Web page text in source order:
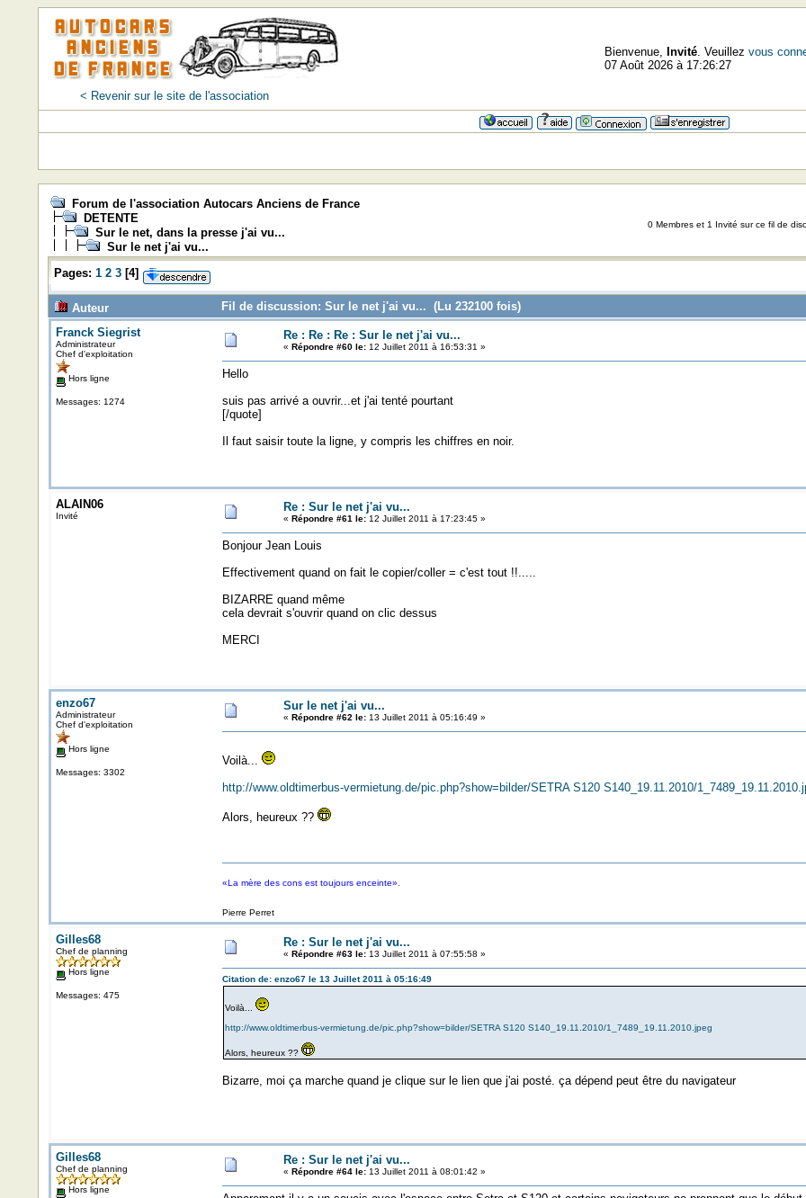
< Revenir sur le site de l'association
Bienvenue, Invité. Veuillez vous
07 Août 2026 à 17:26:27
Forum de l'association Autocars Anciens de France
DETENTE
Sur le net, dans la presse j'ai vu...
Sur le net j'ai vu...
0 Membres et 1 Invité sur ce fil de
Pages: 1 2 3[4]
Auteur
Fil de discussion: Sur le net j'ai vu... (Lu 232100 fois)
Franck Siegrist
Administrateur
Chef d'exploitation
Hors ligne
Messages: 1274
Re : Re : Re : Sur le net j'ai vu...
« Répondre #60 le:12 Juillet 2011 à 16:53:31 »
Hello
suis pas arrivé a ouvrir...et j'ai tenté pourtant
[/quote]
Il faut saisir toute la ligne, y compris les chiffres en noir.
ALAIN06
Invité
Re : Sur le net j'ai vu...
« Répondre #61 le:12 Juillet 2011 à 17:23:45 »
Bonjour Jean Louis
Effectivement quand on fait le copier/coller = c'est tout !!.....
BIZARRE quand même
cela devrait s'ouvrir quand on clic dessus
MERCI
enzo67
Administrateur
Chef d'exploitation
Hors ligne
Messages: 3302
Sur le net j'ai vu...
« Répondre #62 le:13 Juillet 2011 à 05:16:49 »
Voilà...
http://www.oldtimerbus-vermietung.de/pic.php?show=bilder/SETRA S120 S140_19.11.2010/
Alors, heureux ??
«La mère des cons est toujours enceinte».
Pierre Perret
Gilles68
Chef de planning
Hors ligne
Messages: 475
Re : Sur le net j'ai vu...
« Répondre #63 le:13 Juillet 2011 à 07:55:58 »
Citation de: enzo67 le 13 Juillet 2011 à 05:16:49
Voilà...
http://www.oldtimerbus-vermietung.de/pic.php?show=bilder/SETRA S120 S140_19.11.2010/1_7489_19.11.2010.jpeg
Alors, heureux ??
Bizarre, moi ça marche quand je clique sur le lien que j'ai posté. ça dépend peut être du navigateur
Gilles68
Chef de planning
Hors ligne
Re : Sur le net j'ai vu...
« Répondre #64 le:13 Juillet 2011 à 08:01:42 »